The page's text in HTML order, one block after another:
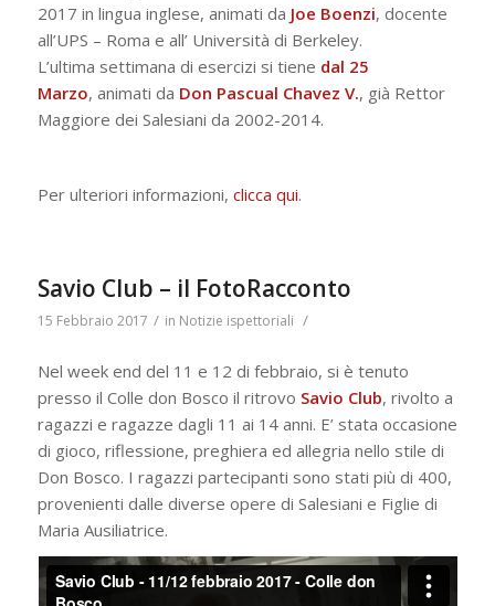
2017 in lingua inglese, animati da Joe Boenzi, docente
all’UPS – Roma e all’ Università di Berkeley.
L’ultima settimana di esercizi si tiene dal 25
Marzo, animati da Don Pascual Chavez V., già Rettor
Maggiore dei Salesiani da 2002-2014.
Per ulteriori informazioni, clicca qui.
Savio Club – il FotoRacconto
15 Febbraio 2017 / in Notizie ispettoriali /
Nel week end del 11 e 12 di febbraio, si è tenuto
presso il Colle don Bosco il ritrovo Savio Club, rivolto a
ragazzi e ragazze dagli 11 ai 14 anni. E’ stata occasione
di gioco, riflessione, preghiera ed allegria nello stile di
Don Bosco. I ragazzi partecipanti sono stati più di 400,
provenienti dalle diverse opere di Salesiani e Figlie di
Maria Ausiliatrice.